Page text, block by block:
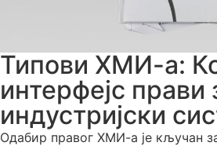
Типови ХМИ-а:
интерфејс прави
индустријски
Одабир правог ХМИ-а је кључан